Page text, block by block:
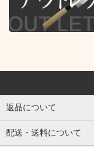
返品について
配送・送料について